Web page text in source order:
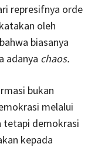
represifnya orde
oleh
biasanya
adanya chaos.
bukan
melalui
tetapi demokrasi
kepada